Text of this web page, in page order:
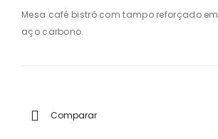
Mesa café bistrô com tampo reforçado
aço carbono.
Comparar